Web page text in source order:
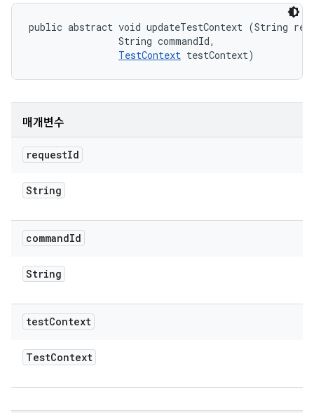
public abstract void updateTestContext (String
                String commandId,
TestContext testContext)
매개변수
requestId
String
commandId
String
testContext
TestContext